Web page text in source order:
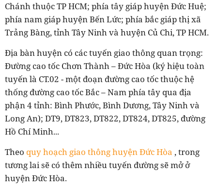
Chánh thuộc TP HCM; phía tây giáp huyện Đức Huệ;
phía nam giáp huyện Bến Lức; phía bắc giáp thị xã
Trảng Bàng, tỉnh Tây Ninh và huyện Củ Chi, TP HCM.
Địa bàn huyện có các tuyến giao thông quan trọng:
Đường cao tốc Chơn Thành – Đức Hòa (ký hiệu toàn
tuyến là CT.02 - một đoạn đường cao tốc thuộc hệ
thống đường cao tốc Bắc – Nam phía tây qua địa
phận 4 tỉnh: Bình Phước, Bình Dương, Tây Ninh và
Long An); DT9, DT823, DT822, DT824, DT825, đường
Hồ Chí Minh...
Theo quy hoạch giao thông huyện Đức Hòa , trong
tương lai sẽ có thêm nhiều tuyến đường sẽ mở ở
huyện Đức Hòa.